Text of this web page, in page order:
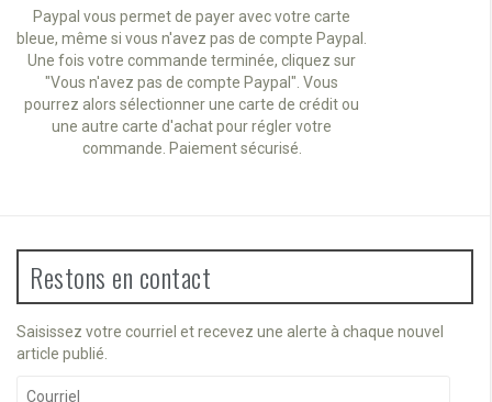
Paypal vous permet de payer avec votre carte
bleue, même si vous n'avez pas de compte Paypal.
Une fois votre commande terminée, cliquez sur
"Vous n'avez pas de compte Paypal". Vous
pourrez alors sélectionner une carte de crédit ou
une autre carte d'achat pour régler votre
commande. Paiement sécurisé.
Restons en contact
Saisissez votre courriel et recevez une alerte à chaque nouvel
article publié.